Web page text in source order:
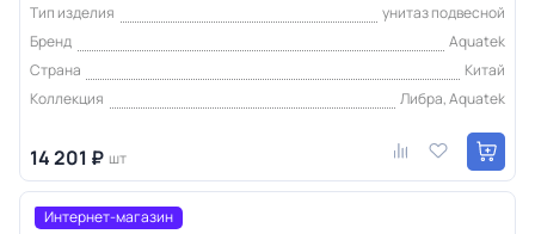
Тип изделия
унитаз подвесной
Бренд
Aquatek
Страна
Китай
Коллекция
Либра, Aquatek
14 201 ₽ шт
Интернет-магазин